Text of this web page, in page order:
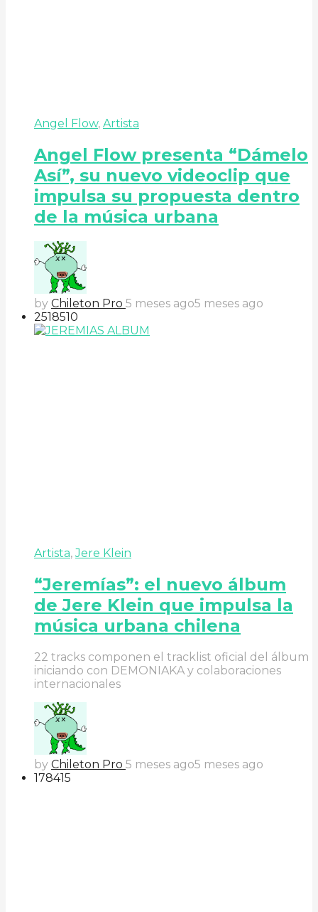
Angel Flow, Artista
Angel Flow presenta “Dámelo
Así”, su nuevo videoclip que
impulsa su propuesta dentro
de la música urbana
by Chileton Pro 5 meses ago5 meses ago
2518510
Artista,Jere Klein
“Jeremías”: el nuevo álbum
de Jere Klein que impulsa la
música urbana chilena
22 tracks componen el tracklist oficial del álbum
iniciando con DEMONIAKA y colaboraciones
internacionales
by Chileton Pro 5 meses ago5 meses ago
178415